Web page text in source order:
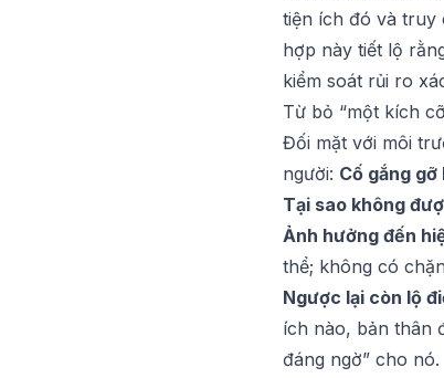
tiện ích đó và truy
hợp này tiết lộ
kiểm soát rủi ro
Từ bỏ “một kích
Đối mặt với môi
người: Cố gắng
Tại sao không
Ảnh hưởng đến
thể; không có
Ngược lại còn lộ
ích nào, bản thân
đáng ngờ” cho nó.